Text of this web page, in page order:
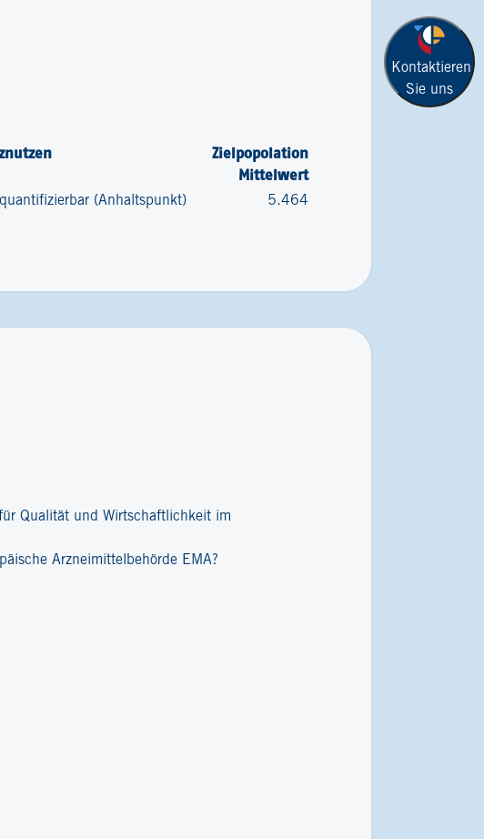
Kontaktieren
Sie uns
Zielpopolation
Mittelwert
(Anhaltspunkt) 5.464
Qualität und Wirtschaftlichkeit im
Arzneimittelbehörde EMA?